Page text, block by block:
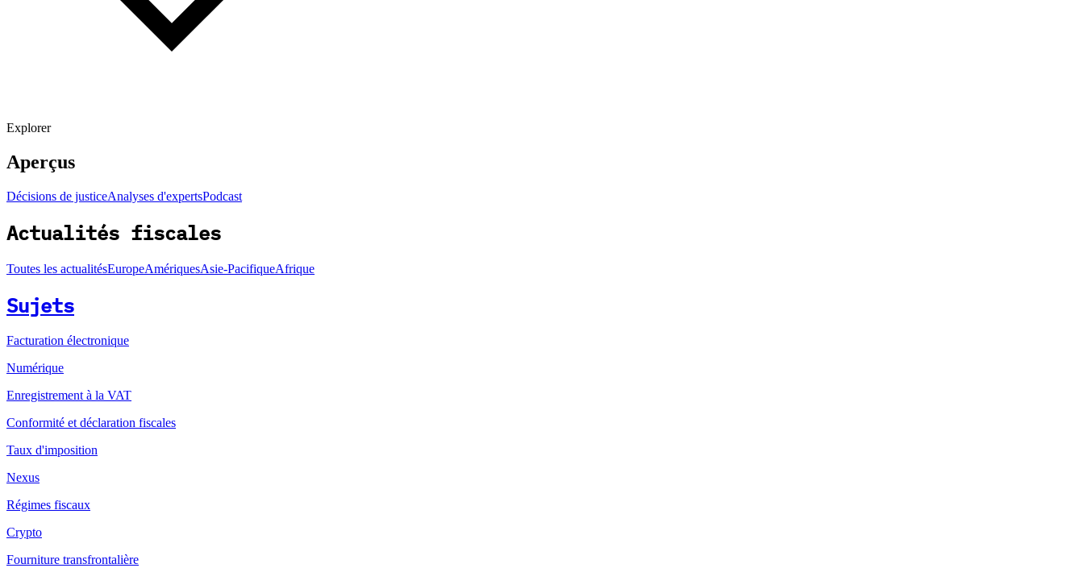
Explorer
Aperçus
Décisions de justiceAnalyses d'expertsPodcast
Actualités fiscales
Toutes les actualitésEuropeAmériquesAsie-PacifiqueAfrique
Sujets
Facturation électronique
Numérique
Enregistrement à la VAT
Conformité et déclaration fiscales
Taux d'imposition
Nexus
Régimes fiscaux
Crypto
Fourniture transfrontalière